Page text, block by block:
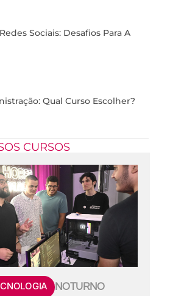
Sociais: Desafios Para A
Qual Curso Escolher?
CURSOS
NOTURNO